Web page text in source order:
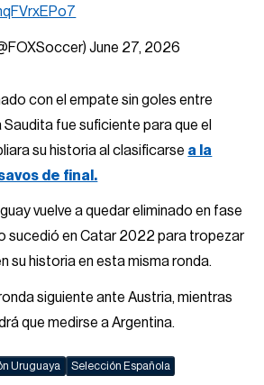
June 27, 2026
con el empate sin goles entre
fue suficiente para que el
su historia al clasificarse a la
de final.
vuelve a quedar eliminado en fase
sucedió en Catar 2022 para tropezar
su historia en esta misma ronda.
siguiente ante Austria, mientras
que medirse a Argentina.
Uruguaya Selección Española